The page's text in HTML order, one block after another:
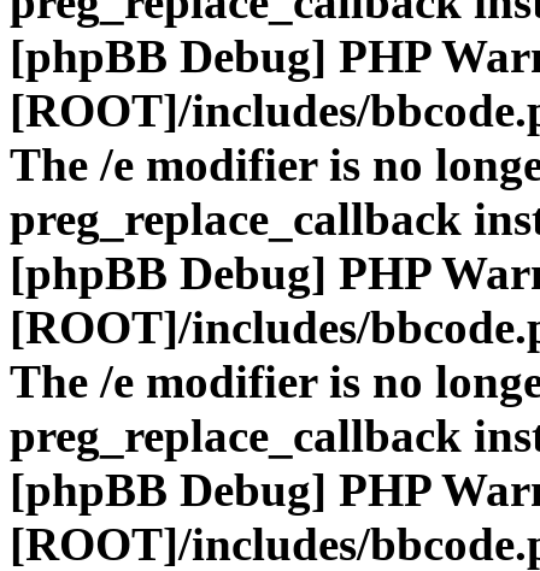
[phpBB Debug] PHP
[ROOT]/includes/
The /e modifier is no
preg_replace_callback
[phpBB Debug] PHP
[ROOT]/includes/
The /e modifier is no
preg_replace_callback
[phpBB Debug] PHP
[ROOT]/includes/